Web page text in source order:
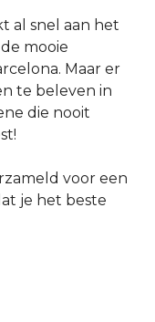
al snel aan het
de mooie
Maar er
te beleven in
die nooit
voor een
je het beste